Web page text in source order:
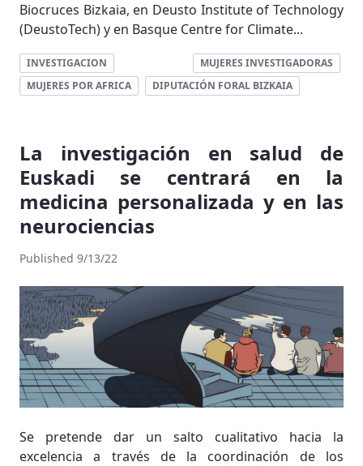
Biocruces Bizkaia, en Deusto Institute of Technology
(DeustoTech) y en Basque Centre for Climate...
INVESTIGACION
MUJERES INVESTIGADORAS
MUJERES POR AFRICA
DIPUTACIÓN FORAL BIZKAIA
La investigación en salud de
Euskadi se centrará en la
medicina personalizada y en las
neurociencias
Published 9/13/22
Se pretende dar un salto cualitativo hacia la
excelencia a través de la coordinación de los